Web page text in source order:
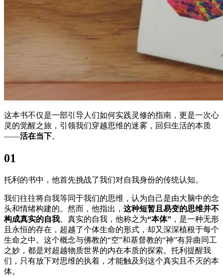
这本书不仅是一部引导人们如何实践灵修的指南，更是一次心
灵的觉醒之旅，引领我们穿越思维的迷雾，回归生活的本质
——活在当下。
01
托利的书中，他首先挑战了我们对自我身份的传统认知。
我们往往将自我等同于我们的思维，认为自己是由大脑中的念
头和情绪构建的。然而，他指出， 这种短暂且易变的思维并不
构成真实的自我。真实的自我，他称之为“本体” ，是一种无形
且永恒的存在，超越了个体生命的形式，却又深深植根于每个
生命之中。这个概念与佛教的“空”和基督教的“神”有异曲同工
之妙，都是对超越物质世界的内在本质的探索。托利提醒我
们，只有放下对思维的执着，才能触及到这个真实且不灭的本
体。